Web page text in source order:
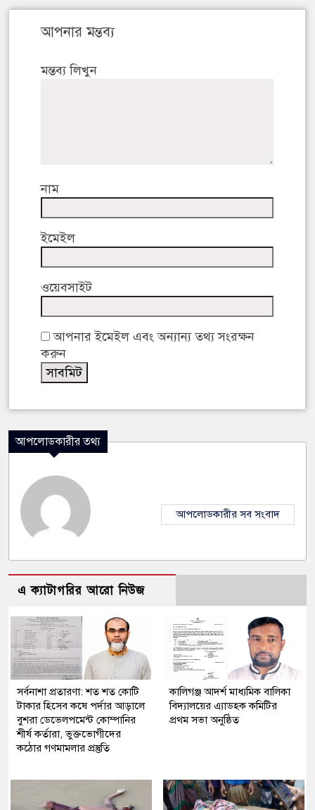
আপনার মন্তব্য
মন্তব্য লিখুন
নাম
ইমেইল
ওয়েবসাইট
আপনার ইমেইল এবং অন্যান্য তথ্য সংরক্ষন
করুন
আপলোডকারীর তথ্য
আপলোডকারীর সব সংবাদ
এ ক্যাটাগরির আরো নিউজ
সর্বনাশা প্রতারণা: শত শত কোটি
টাকার হিসেব কষে পর্দার আড়ালে
বুশরা ডেভেলপমেন্ট কোম্পানির
শীর্ষ কর্তারা, ভুক্তভোগীদের
কঠোর গণমামলার প্রস্তুতি
কালিগঞ্জ আদর্শ মাধ্যমিক বালিকা
বিদ্যালয়ের এ্যাডহক কমিটির
প্রথম সভা অনুষ্ঠিত